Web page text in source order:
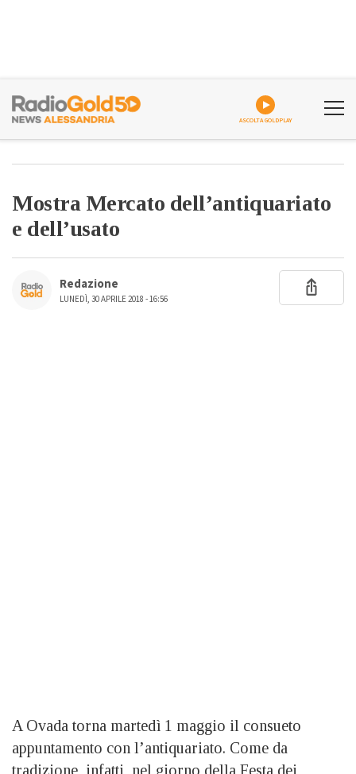
ASCOLTA GOLDPLAY
Mostra Mercato dell’antiquariato
e dell’usato
Redazione
LUNEDÌ, 30 APRILE 2018 - 16:56
A Ovada torna martedì 1 maggio il consueto
appuntamento con l’antiquariato. Come da
tradizione, infatti, nel giorno della Festa dei